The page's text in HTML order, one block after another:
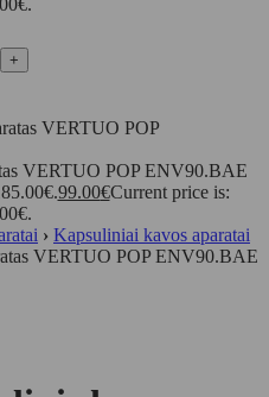
+
VERTUO POP ENV90.BAE
99.00€Current price is:
› Kapsuliniai kavos aparatai
VERTUO POP ENV90.BAE